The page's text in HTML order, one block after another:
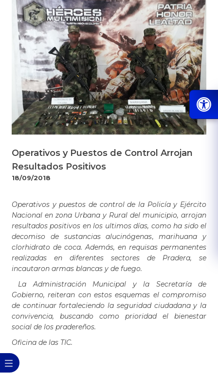
Operativos y Puestos de Control Arrojan
Resultados Positivos
18/09/2018
Operativos y puestos de control de la Policía y Ejército
Nacional en zona Urbana y Rural del municipio, arrojan
resultados positivos en los ultimos días, como ha sido el
decomiso de sustanciasalucinógenas, marihuana y
clorhidrato de coca. Además, en requisas permanentes
realizadas en diferentes sectores de Pradera, se
incautaron armas blancas y de fuego.
La Administración Municipal y la Secretaría de
Gobierno, reiteran con estos esquemas el compromiso
de continuar fortaleciendo la seguridad ciudadana y la
convivencia, buscando como prioridad el bienestar
social de los pradereños.
Oficina de las TIC.